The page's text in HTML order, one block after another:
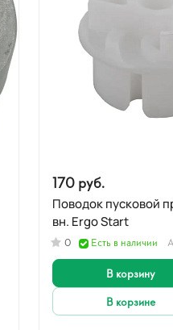
170 руб.
Поводок пусковой
вн. Ergo Start
0 Есть в наличии
В корзину
В корзине